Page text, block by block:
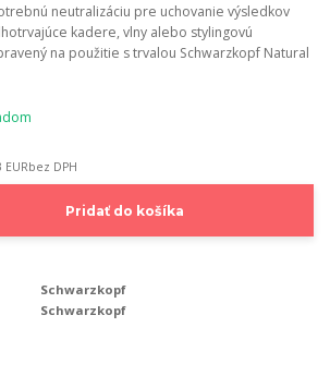
neutralizáciu pre uchovanie výsledkov
kadere, vlny alebo stylingovú
na použitie s trvalou Schwarzkopf Natural
EURbez DPH
Pridať do košíka
Schwarzkopf
Schwarzkopf